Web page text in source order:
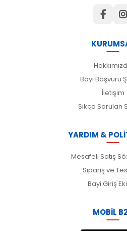
Bayi Başvuru
İletişim
Sıkça Sorulan
YARDIM &
Mesafeli Satış
Sipariş ve
Bayi Giriş
MOBİL